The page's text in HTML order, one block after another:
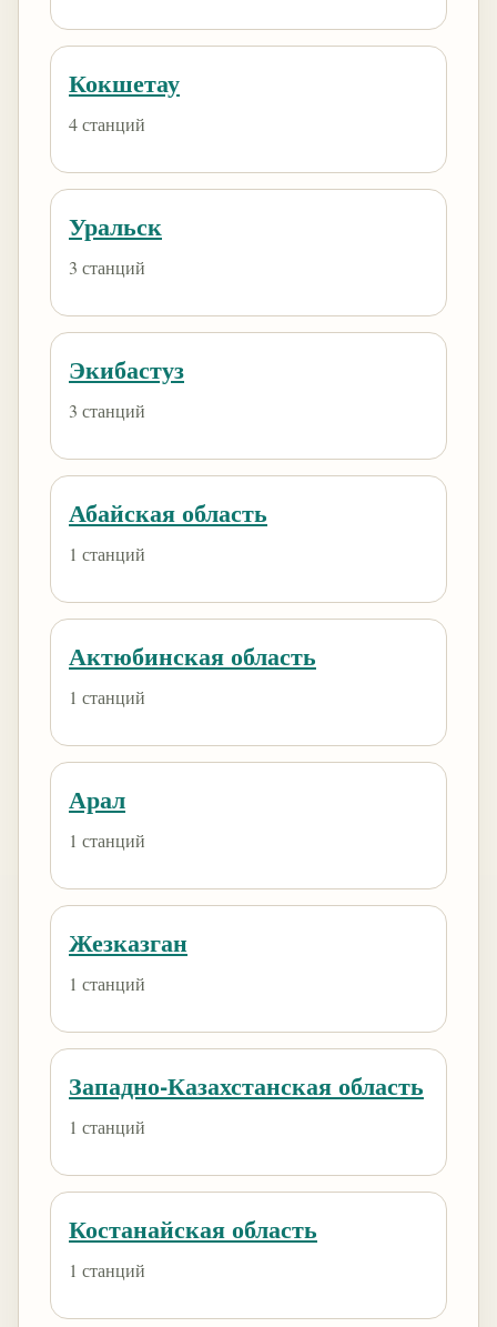
Кокшетау
4 станций
Уральск
3 станций
Экибастуз
3 станций
Абайская область
1 станций
Актюбинская область
1 станций
Арал
1 станций
Жезказган
1 станций
Западно-Казахстанская область
1 станций
Костанайская область
1 станций